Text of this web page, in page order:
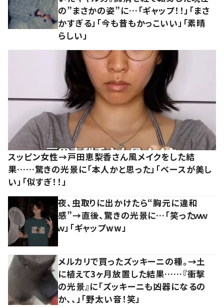
の”まさかの姿”に…「ギャップ！！」「まさ
かすぎる」「今も昔もかっこいい」「素晴
らしい」
スッピン女性→戸田恵梨香さん風メイクをした結
果……驚きの光景に「本人かと思った」「ベースが美し
い」「似すぎ！！」
夜、虫取りに出かけたら“胸元に違和
感”→直後、驚きの光景に…「笑ったｗｗ
ｗ」「ギャップww」
メルカリで買ったズッキーニの種。→土
に植えて3ヶ月放置した結果……『衝撃
の光景』に「ズッキーニも凶器になるの
か、、」「野太い音！笑」